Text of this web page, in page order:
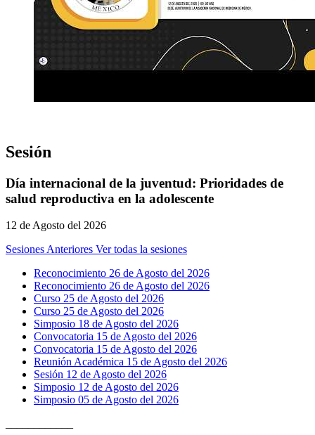
Sesión
Día internacional de la juventud: Prioridades de
salud reproductiva en la adolescente
12 de Agosto del 2026
Sesiones Anteriores Ver todas la sesiones
Reconocimiento 26 de Agosto del 2026
Reconocimiento 26 de Agosto del 2026
Curso 25 de Agosto del 2026
Curso 25 de Agosto del 2026
Simposio 18 de Agosto del 2026
Convocatoria 15 de Agosto del 2026
Convocatoria 15 de Agosto del 2026
Reunión Académica 15 de Agosto del 2026
Sesión 12 de Agosto del 2026
Simposio 12 de Agosto del 2026
Simposio 05 de Agosto del 2026